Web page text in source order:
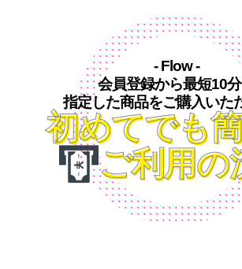
- Flow -
会員登録から最短10
指定した商品をご購入いた
初めてでも簡
ご利用の